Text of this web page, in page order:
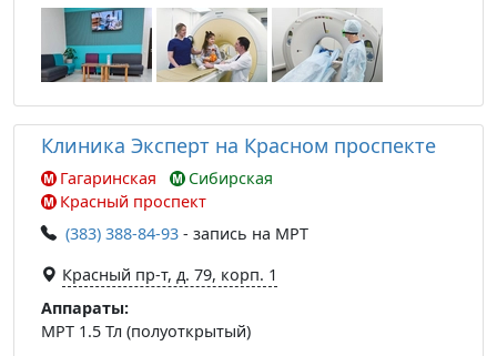
Клиника Эксперт на Красном проспекте
Гагаринская
Сибирская
Красный проспект
(383) 388-84-93 - запись на МРТ
Красный пр-т, д. 79, корп. 1
Аппараты:
МРТ 1.5 Тл (полуоткрытый)